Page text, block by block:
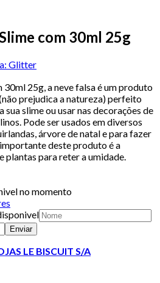
com 30ml 25g
Glitter
30ml 25g, a neve falsa é um produto
prejudica a natureza) perfeito
slime ou usar nas decorações de
Pode ser usados em diversos
árvore de natal e para fazer
deste produto é a
plantas para reter a umidade.
no momento
Enviar
LE BISCUIT S/A